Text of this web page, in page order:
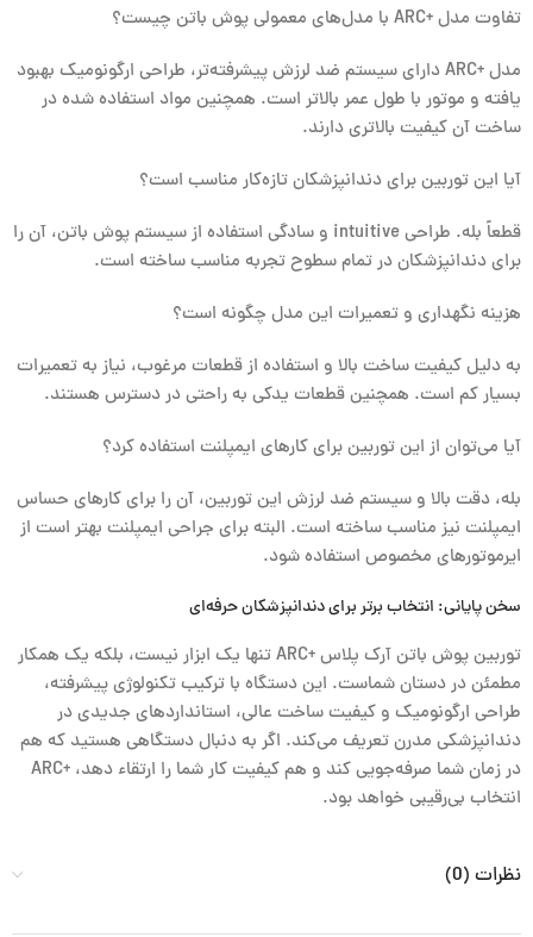
تفاوت مدل +ARC با مدل‌های معمولی پوش باتن چیست؟
مدل +ARC دارای سیستم ضد لرزش پیشرفته‌تر، طراحی ارگونومیک بهبود
یافته و موتور با طول عمر بالاتر است. همچنین مواد استفاده شده در
ساخت آن کیفیت بالاتری دارند.
آیا این توربین برای دندانپزشکان تازه‌کار مناسب است؟
قطعاً بله. طراحی intuitive و سادگی استفاده از سیستم پوش باتن، آن را
برای دندانپزشکان در تمام سطوح تجربه مناسب ساخته است.
هزینه نگهداری و تعمیرات این مدل چگونه است؟
به دلیل کیفیت ساخت بالا و استفاده از قطعات مرغوب، نیاز به تعمیرات
بسیار کم است. همچنین قطعات یدکی به راحتی در دسترس هستند.
آیا می‌توان از این توربین برای کارهای ایمپلنت استفاده کرد؟
بله، دقت بالا و سیستم ضد لرزش این توربین، آن را برای کارهای حساس
ایمپلنت نیز مناسب ساخته است. البته برای جراحی ایمپلنت بهتر است از
ایرموتورهای مخصوص استفاده شود.
سخن پایانی: انتخاب برتر برای دندانپزشکان حرفه‌ای
توربین پوش باتن آرک پلاس +ARC تنها یک ابزار نیست، بلکه یک همکار
مطمئن در دستان شماست. این دستگاه با ترکیب تکنولوژی پیشرفته،
طراحی ارگونومیک و کیفیت ساخت عالی، استانداردهای جدیدی در
دندانپزشکی مدرن تعریف می‌کند. اگر به دنبال دستگاهی هستید که هم
در زمان شما صرفه‌جویی کند و هم کیفیت کار شما را ارتقاء دهد، +ARC
انتخاب بی‌رقیبی خواهد بود.
نظرات (0)